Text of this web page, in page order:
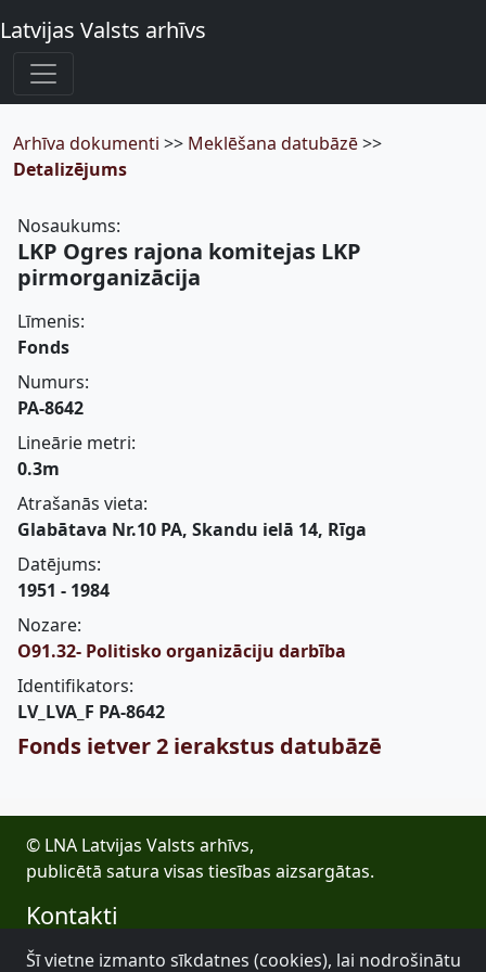
Latvijas Valsts arhīvs
Arhīva dokumenti >> Meklēšana datubāzē>>
Detalizējums
Nosaukums:
LKP Ogres rajona komitejas LKP
pirmorganizācija
Līmenis:
Fonds
Numurs:
PA-8642
Lineārie metri:
0.3m
Atrašanās vieta:
Glabātava Nr.10 PA, Skandu ielā 14, Rīga
Datējums:
1951 - 1984
Nozare:
O91.32- Politisko organizāciju darbība
Identifikators:
LV_LVA_F PA-8642
Fonds ietver 2 ierakstus datubāzē
© LNA Latvijas Valsts arhīvs,
publicētā satura visas tiesības aizsargātas.
Kontakti
E-pasts: lva@arhivi.gov.lv
Šī vietne izmanto sīkdatnes (cookies), lai nodrošinātu